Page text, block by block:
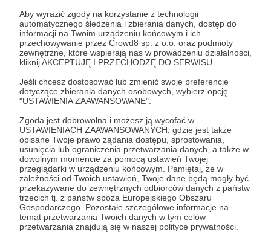
Aby wyrazić zgody na korzystanie z technologii
automatycznego śledzenia i zbierania danych, dostęp do
informacji na Twoim urządzeniu końcowym i ich
przechowywanie przez Crowd8 sp. z o.o. oraz podmioty
zewnętrzne, które wspierają nas w prowadzeniu działalności,
kliknij AKCEPTUJĘ I PRZECHODZĘ DO SERWISU.
Jeśli chcesz dostosować lub zmienić swoje preferencje
dotyczące zbierania danych osobowych, wybierz opcję
"USTAWIENIA ZAAWANSOWANE".
Zgoda jest dobrowolna i możesz ją wycofać w
USTAWIENIACH ZAAWANSOWANYCH, gdzie jest także
opisane Twoje prawo żądania dostępu, sprostowania,
usunięcia lub ograniczenia przetwarzania danych, a także w
dowolnym momencie za pomocą ustawień Twojej
przeglądarki w urządzeniu końcowym. Pamiętaj, że w
zależności od Twoich ustawień, Twoje dane będą mogły być
przekazywane do zewnętrznych odbiorców danych z państw
trzecich tj. z państw spoza Europejskiego Obszaru
Gospodarczego. Pozostałe szczegółowe informacje na
temat przetwarzania Twoich danych w tym celów
przetwarzania znajdują się w naszej polityce prywatności.
50 zł miesięcznie
Witam Cię Serdecznie!
Kuszenie gadżetami zostawiam innym
użytkownikom tego serwisu.
Jeżeli chcesz:
- wesprzeć tworzenie i rozwój kanału na YouTube
- pomóc w zbieraniu funduszy na sprzęt do
eksperymentów
- uzyskać odpowiedzi na nurtujące Cię pytania
(100% komentarzy)